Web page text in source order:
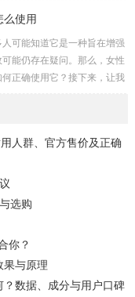
。这些成分不仅减少敏感度
时间：15分钟延时时间：3
15分钟开始起效，30分钟至
有效。清洗...
么使用
可能知道它是一种旨在增强
能仍存在疑问。那么，女性
正确使用它？接下来，让我
度，从而改善性生活。如果
的使用方法女性快感...
人群、官方售价及正确
选购
你？
与原理
数据、成分与用户口碑